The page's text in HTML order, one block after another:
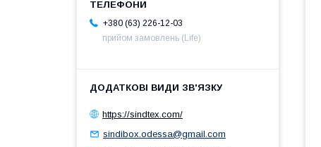
+380 (63) 226-12-03
прийом замовлень (Life)
https://sindtex.com/
sindibox.odessa@gmail.com